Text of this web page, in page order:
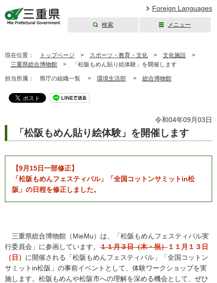
Foreign Languages
検索 メニュー
現在位置： トップページ > スポーツ・教育・文化 > 文化施設 >
三重県総合博物館 > 「松阪もめん貼り絵体験」を開催します
担当所属： 県庁の組織一覧 > 環境生活部 > 総合博物館
令和04年09月03日
「松阪もめん貼り絵体験」を開催します
【9月15日一部修正】
「松阪もめんフェスティバル」「全国コットンサミットin松
阪」の日程を修正しました。
三重県総合博物館（MieMu）は、「松阪もめんフェスティバル実
行委員会」に参画しています。 １１月３日（木・祝）１１月１３日
（日） に開催される「松阪もめんフェスティバル」「全国コットン
サミットin松阪」の事前イベントとして、体験ワークショップを実
施します。松阪もめんや松阪市への理解を深める機会として、ぜひ